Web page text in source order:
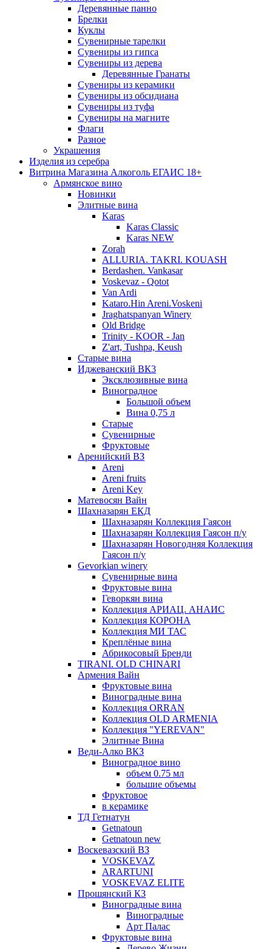
Деревянные панно
Брелки
Куклы
Сувенирные тарелки
Сувениры из гипса
Сувениры из дерева
Деревянные Гранаты
Сувениры из керамики
Сувениры из обсидиана
Сувениры из туфа
Сувениры на магните
Флаги
Разное
Украшения
Изделия из серебра
Витрина Магазина Алкоголь ЕГАИС 18+
Армянское вино
Новинки
Элитные вина
Karas
Karas Classic
Karas NEW
Zorah
ALLURIA. TAKRI. KOUASH
Berdashen. Vankasar
Voskevaz - Qotot
Van Ardi
Kataro.Hin Areni.Voskeni
Jraghatspanyan Winery
Old Bridge
Trinity - KOOR - Jan
Z'art, Tushpa, Keush
Старые вина
Иджеванский ВК3
Эксклюзивные вина
Виноградное
Большой объем
Вина 0,75 л
Старые
Сувенирные
Фруктовые
Аренийский ВЗ
Areni
Areni fruits
Areni Key
Матевосян Вайн
Шахназарян ЕКД
Шахназарян Коллекция Гаясон
Шахназарян Коллекция Гаясон п/у
Шахназарян Новогодняя Коллекция
Гаясон п/у
Gevorkian winery
Сувенирные вина
Фруктовые вина
Геворкян вина
Коллекция АРИАЦ. АНАИС
Коллекция КОРОНА
Коллекция МИ ТАС
Креплёные вина
Абрикосовый Бренди
TIRANI. OLD CHINARI
Армения Вайн
Фруктовые вина
Виноградные вина
Коллекция ORRAN
Коллекция OLD ARMENIA
Коллекция "YEREVAN"
Элитные Вина
Веди-Алко ВКЗ
Виноградное вино
объем 0.75 мл
большие объемы
Фруктовое
в керамике
ТД Гетнатун
Getnatoun
Getnatoun new
Воскевазский ВЗ
VOSKEVAZ
ARARTUNI
VOSKEVAZ ELITE
Прошянский КЗ
Виноградные вина
Виноградные
Арт Палас
Фруктовые вина